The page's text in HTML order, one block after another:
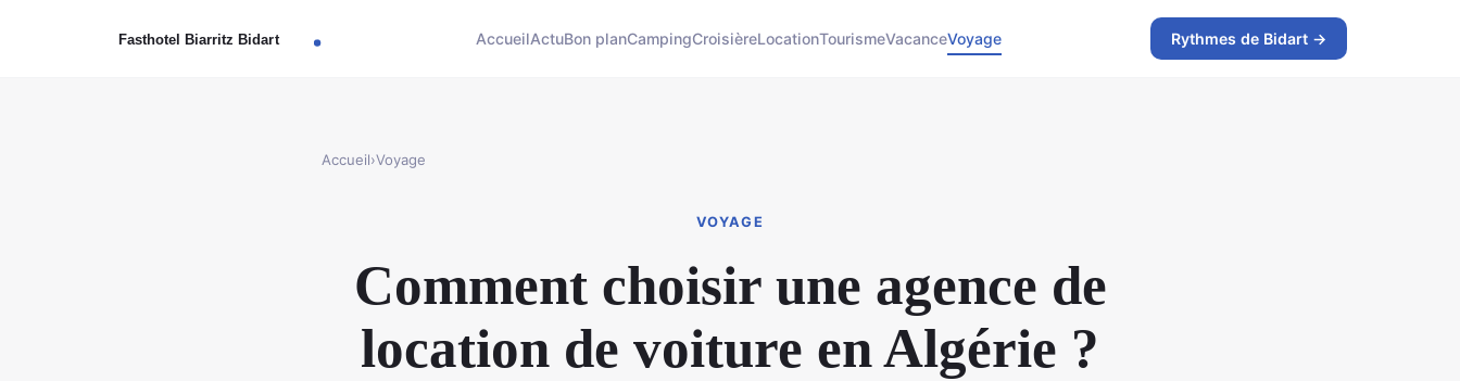
AccueilActuBon planCampingCroisièreLocationTourismeVacanceVoyage Rythmes de Bidart →
Accueil›Voyage
VOYAGE
Comment choisir une agence de
location de voiture en Algérie ?